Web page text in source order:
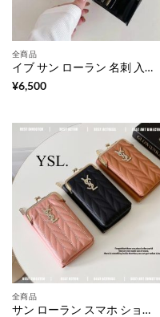
全商品
イブ サン ローラン 名刺 入れ カードケース アコーディオン カード が たくさん 入る 財布 カード ケース 革 コンパクト 財布 ハイ ブランド カード ケース 財布 代わり ハイ ブランド 40 代 女性 財布 ハイ ブランド
¥6,500
全商品
サン ローラン スマホ ショルダー スマホ ポシェット 縦 型 人気 ブランド 全 機種 対応 スマホケース ハイ ブランド ミニ ショルダー ハイ ブランド イブ サン ローラン スマホ ショルダー